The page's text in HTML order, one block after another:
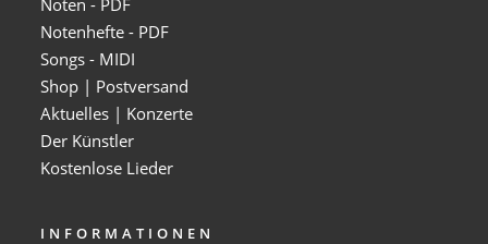
Notenhefte - PDF
Songs - MIDI
Shop | Postversand
Aktuelles | Konzerte
Der Künstler
Kostenlose Lieder
INFORMATIONEN